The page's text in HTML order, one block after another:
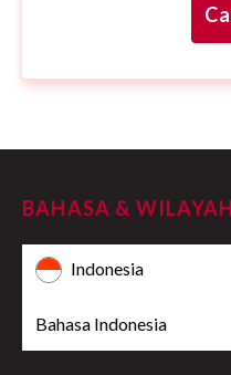
BAHASA & WILAYAH
Indonesia
Bahasa Indonesia